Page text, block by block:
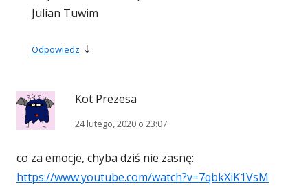
Julian Tuwim
Odpowiedz ↓
Kot Prezesa
24 lutego, 2020 o 23:07
co za emocje, chyba dziś nie zasnę:
https://www.youtube.com/watch?v=7qbkXiK1VsM